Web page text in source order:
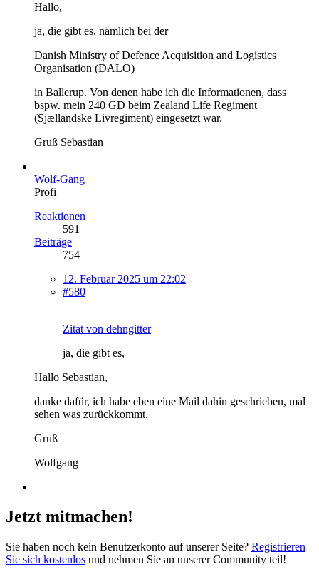
Hallo,
ja, die gibt es, nämlich bei der
Danish Ministry of Defence Acquisition and Logistics
Organisation (DALO)
in Ballerup. Von denen habe ich die Informationen, dass
bspw. mein 240 GD beim Zealand Life Regiment
(Sjællandske Livregiment) eingesetzt war.
Gruß Sebastian
Wolf-Gang
Profi
Reaktionen
591
Beiträge
754
12. Februar 2025 um 22:02
#580
Zitat von dehngitter
ja, die gibt es,
Hallo Sebastian,
danke dafür, ich habe eben eine Mail dahin geschrieben, mal
sehen was zurückkommt.
Gruß
Wolfgang
Jetzt mitmachen!
Sie haben noch kein Benutzerkonto auf unserer Seite? Registrieren
Sie sich kostenlos und nehmen Sie an unserer Community teil!